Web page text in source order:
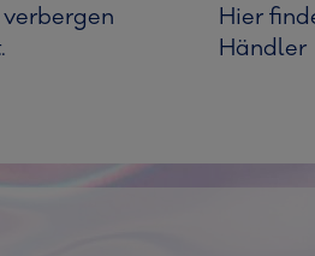
Hier
Händler